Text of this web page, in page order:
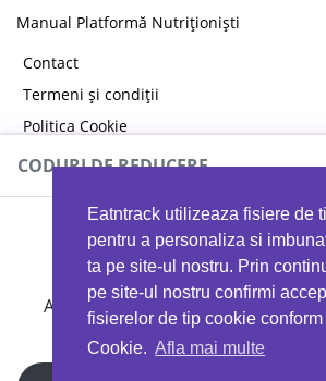
Eatntrack utilizeaza fisiere de
pentru a personaliza si
ta pe site-ul nostru. Prin
pe site-ul nostru confirmi
fisierelor de tip cookie
Cookie. Afla mai multe
Manual Platformă Nutriționiști
Contact
Termeni și condiții
Politica Cookie
Politica de confidențialitate
CODURI DE REDUCERE
Ai 40%reducere la orice comandă
EATTRACK